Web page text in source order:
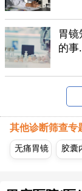
胃镜
的事
其他诊断筛查专
无痛胃镜 胶囊